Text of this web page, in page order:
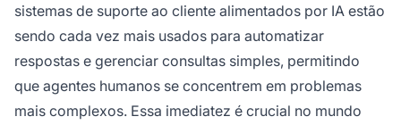
sistemas de suporte ao cliente alimentados por IA estão
sendo cada vez mais usados para automatizar
respostas e gerenciar consultas simples, permitindo
que agentes humanos se concentrem em problemas
mais complexos. Essa imediatez é crucial no mundo